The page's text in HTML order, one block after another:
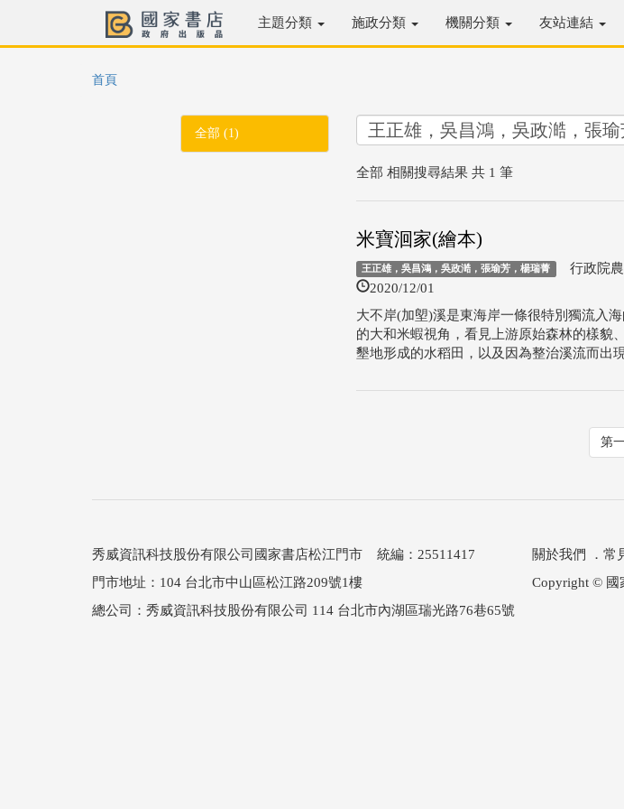
主題分類 施政分類 機關分類 友站連結
首頁
全部 (1)
全部 相關搜尋結果 共 1 筆
米寶洄家(繪本)
王正雄，吳昌鴻，吳政澔，張瑜芳，楊瑞菁 行政院農
2020/12/01
大不岸(加塱)溪是東海岸一條很特別獨流入
的大和米蝦視角，看見上游原始森林的樣貌
墾地形成的水稻田，以及因為整治溪流而出
第
秀威資訊科技股份有限公司國家書店松江門市 統編：25511417
門市地址：104 台北市中山區松江路209號1樓
關於我們 ． 常
Copyright © 國
總公司：秀威資訊科技股份有限公司 114 台北市內湖區瑞光路76巷65號